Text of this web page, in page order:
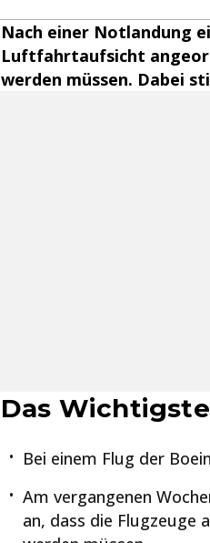
Nach einer Notlandung
Luftfahrtaufsicht
werden müssen. Dabei
Das
Bei einem Flug der
Am vergangenen
an, dass die Flugzeuge